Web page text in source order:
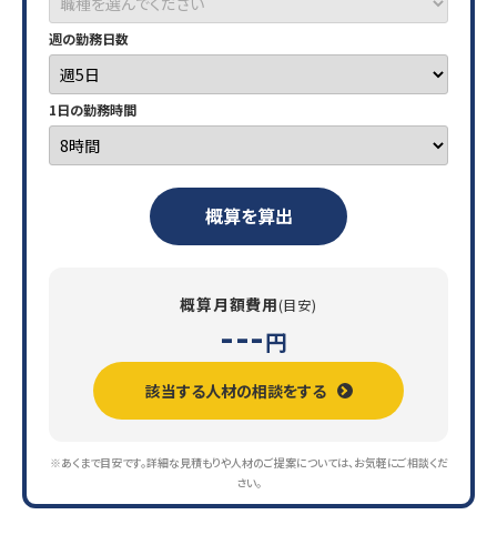
週の勤務日数
1日の勤務時間
概算を算出
概算月額費用(目安)
---円
該当する人材の相談をする
※あくまで目安です。詳細な見積もりや人材のご提案については、お気軽にご相談くだ
さい。